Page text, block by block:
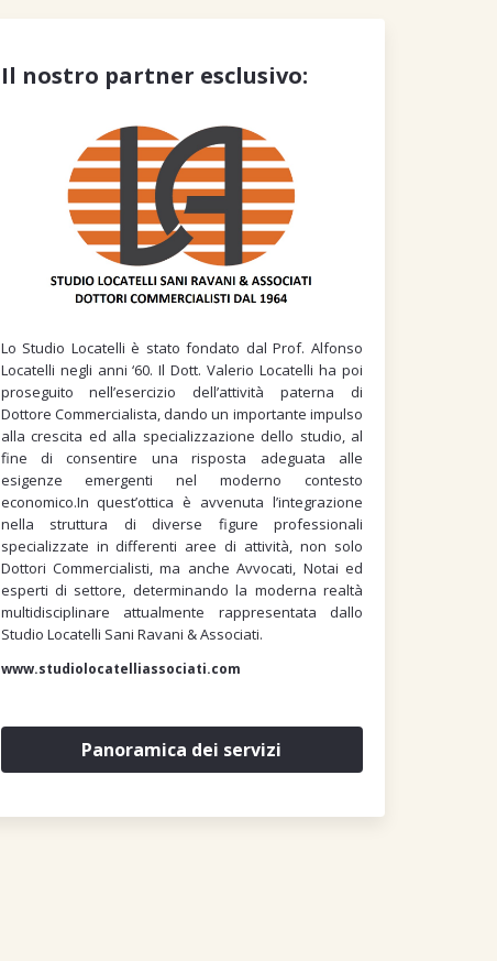
Il nostro partner esclusivo:
Lo Studio Locatelli è stato fondato dal Prof. Alfonso
Locatelli negli anni ‘60. Il Dott. Valerio Locatelli ha poi
proseguito nell’esercizio dell’attività paterna di
Dottore Commercialista, dando un importante impulso
alla crescita ed alla specializzazione dello studio, al
fine di consentire una risposta adeguata alle
esigenze emergenti nel moderno contesto
economico.In quest’ottica è avvenuta l’integrazione
nella struttura di diverse figure professionali
specializzate in differenti aree di attività, non solo
Dottori Commercialisti, ma anche Avvocati, Notai ed
esperti di settore, determinando la moderna realtà
multidisciplinare attualmente rappresentata dallo
Studio Locatelli Sani Ravani & Associati.
www.studiolocatelliassociati.com
Panoramica dei servizi